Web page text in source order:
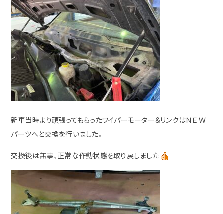
新車当時より頑張ってもらったワイパーモーター＆リンクはＮＥＷ
パーツへと交換を行いました。
交換後は無事、正常な作動状態を取り戻しました